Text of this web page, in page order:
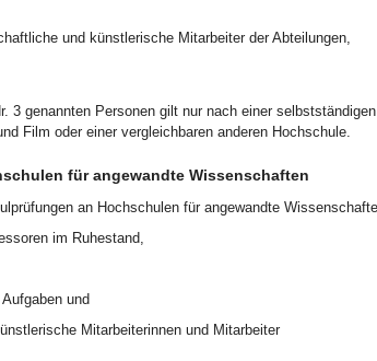
und künstlerische Mitarbeiter der Abteilungen,
3 genannten Personen gilt nur nach einer
Film oder einer vergleichbaren anderen Hochschule.
für angewandte Wissenschaften
an Hochschulen für angewandte
im Ruhestand,
und
Mitarbeiterinnen und Mitarbeiter